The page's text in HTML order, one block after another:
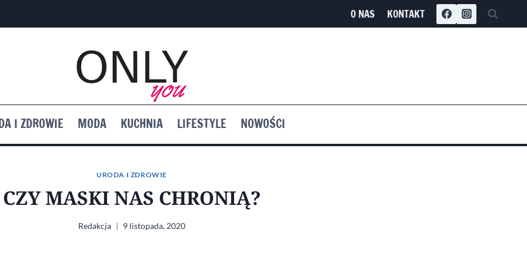
O NAS KONTAKT
I ZDROWIE MODA KUCHNIA LIFESTYLE NOWOŚCI
URODA I ZDROWIE
CZY MASKI NAS CHRONIĄ?
Redakcja 9 listopada, 2020